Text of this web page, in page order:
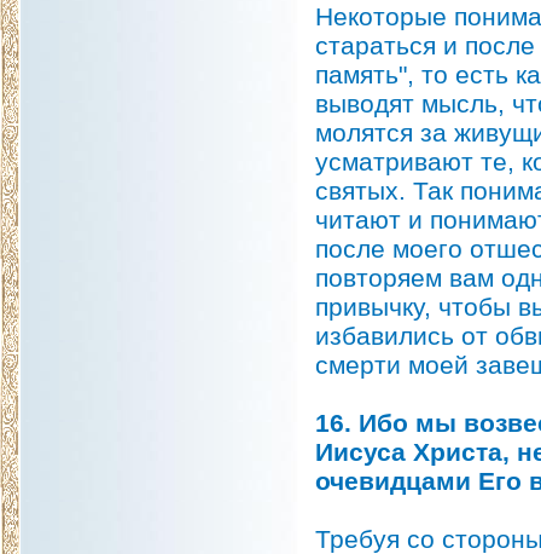
Некоторые
стараться и
память", то есть
выводят мысль,
молятся за
усматривают те,
святых. Так
читают и
после моего
повторяем вам
привычку, чтобы
избавились от
смерти моей
16. Ибо мы
Иисуса Христа,
очевидцами Его
Требуя со